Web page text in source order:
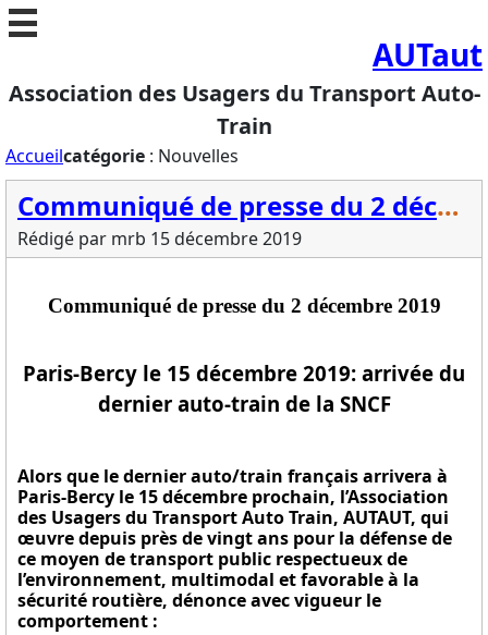
//
AUTaut
Association des Usagers du Transport Auto-
Train
Accueilcatégorie : Nouvelles
Communiqué de presse du 2 décembre 2019
Rédigé par mrb 15 décembre 2019
Communiqué de presse du 2 décembre 2019
Paris-Bercy le 15 décembre 2019: arrivée du
dernier auto-train de la SNCF
Alors que le dernier auto/train français arrivera à
Paris-Bercy le 15 décembre prochain, l’Association
des Usagers du Transport Auto Train, AUTAUT, qui
œuvre depuis près devingt ans pour la défense de
ce moyen de transport public respectueux de
l’environnement, multimodal et favorable à la
sécurité routière, dénonce avec vigueur le
comportement :